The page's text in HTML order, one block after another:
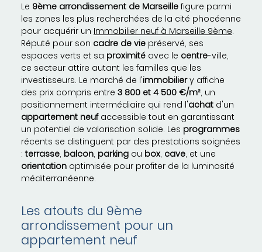
Le 9ème arrondissement de Marseillefigure parmi
les zones les plus recherchées de la cité phocéenne
pour acquérir un Immobilier neuf à Marseille 9ème.
Réputé pour son cadre de vie préservé, ses
espaces verts et sa proximité avec le centre-ville,
ce secteur attire autant les familles que les
investisseurs. Le marché de l'immobiliery affiche
des prix compris entre 3 800 et 4 500 €/m², un
positionnement intermédiaire qui rend l'achat d'un
appartement neufaccessible tout en garantissant
un potentiel de valorisation solide. Les programmes
récents se distinguent par des prestations soignées
:terrasse, balcon, parking ou box, cave, et une
orientation optimisée pour profiter de la luminosité
méditerranéenne.
Les atouts du 9ème
arrondissement pour un
appartement neuf